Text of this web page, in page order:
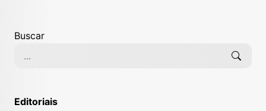
Buscar
Editoriais